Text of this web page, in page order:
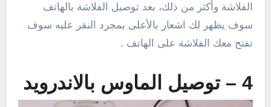
الفلاشة وأكثر من ذلك، بعد توصيل الفلاشة بالهاتف
سوف يظهر لك اشعار بالأعلى بمجرد النقر عليه سوف
تفتح معك الفلاشة على الهاتف .
4 – توصيل الماوس بالاندرويد